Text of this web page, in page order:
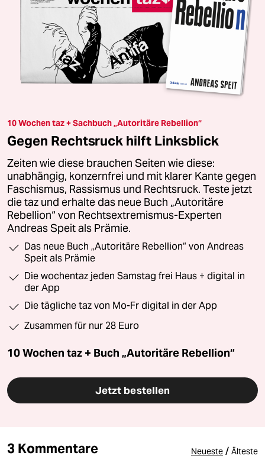
10 Wochen taz + Sachbuch „Autoritäre Rebellion“
Gegen Rechtsruck hilft Linksblick
Zeiten wie diese brauchen Seiten wie diese:
unabhängig, konzernfrei und mit klarer Kante gegen
Faschismus, Rassismus und Rechtsruck. Teste jetzt
die taz und erhalte das neue Buch „Autoritäre
Rebellion“ von Rechtsextremismus-Experten
Andreas Speit als Prämie.
Das neue Buch „Autoritäre Rebellion“ von Andreas
Speit als Prämie
Die wochentaz jeden Samstag frei Haus + digital in
der App
Die tägliche taz von Mo-Fr digital in der App
Zusammen für nur 28 Euro
10 Wochen taz + Buch „Autoritäre Rebellion“
Jetzt bestellen
3 Kommentare Neueste / Älteste